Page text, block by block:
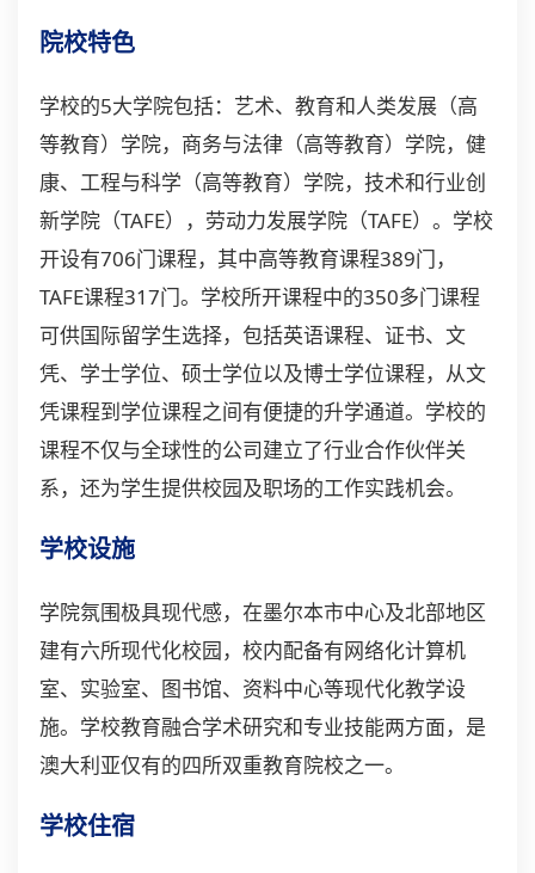
院校特色
学校的5大学院包括：艺术、教育和人类发展（高
等教育）学院，商务与法律（高等教育）学院，健
康、工程与科学（高等教育）学院，技术和行业创
新学院（TAFE），劳动力发展学院（TAFE）。学校
开设有706门课程，其中高等教育课程389门，
TAFE课程317门。学校所开课程中的350多门课程
可供国际留学生选择，包括英语课程、证书、文
凭、学士学位、硕士学位以及博士学位课程，从文
凭课程到学位课程之间有便捷的升学通道。学校的
课程不仅与全球性的公司建立了行业合作伙伴关
系，还为学生提供校园及职场的工作实践机会。
学校设施
学院氛围极具现代感，在墨尔本市中心及北部地区
建有六所现代化校园，校内配备有网络化计算机
室、实验室、图书馆、资料中心等现代化教学设
施。学校教育融合学术研究和专业技能两方面，是
澳大利亚仅有的四所双重教育院校之一。
学校住宿